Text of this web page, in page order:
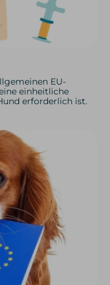
EU-
einheitliche
erforderlich ist.